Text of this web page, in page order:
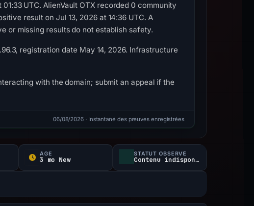
UTC. AlienVault OTX recorded 0 community
result on Jul 13, 2026 at 14:36 UTC. A
or missing results do not establish safety.
registration date May 14, 2026. Infrastructure
with the domain; submit an appeal if the
06/08/2026 · Instantané des preuves enregistrées
ÂGE
3 mo New
STATUT OBSERVÉ
Contenu indisponible